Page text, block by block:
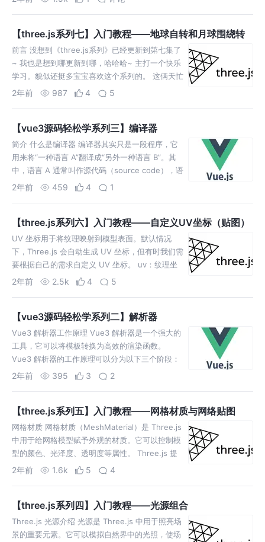
【three.js系列七】入门教程——地球自转和月球围绕转
前言 没想到《three.js系列》已经更新到第七集了
~ 我也是想到哪更新到哪，哈哈哈~ 主打一个快乐
学习。貌似还挺多宝宝喜欢这个系列的。 这俩天忙
到腱鞘炎~ 作为程序员👨🏻‍💻，2只手1个头常常感
2年前 987 4 5
【vue3源码轻松学系列三】编译器
简介 什么是编译器 编译器其实只是一段程序，它
用来将“一种语言 A”翻译成“另外一种语言 B”。其
中，语言 A 通常叫作源代码（source code），语
言 B 通常叫作目标代码（object co
2年前 459 4 1
【three.js系列六】入门教程——自定义UV坐标（贴图）
UV 坐标用于将纹理映射到模型表面。默认情况
下，Three.js 会自动生成 UV 坐标，但有时我们需
要根据自己的需求自定义 UV 坐标。 uv：纹理坐
标系统 因为xy
2年前 2.5k 4 5
【vue3源码轻松学系列二】解析器
Vue3 解析器工作原理 Vue3 解析器是一个强大的
工具，它可以将模板转换为高效的渲染函数。
Vue3 解析器的工作原理可以分为以下三个阶段：
1. 词法分析 在这个阶段，解析器会将模板字符串转
2年前 395 3 2
【three.js系列五】入门教程——网格材质与网络贴图
网格材质 网格材质（MeshMaterial）是 Three.js
中用于给网格模型赋予外观的材质。它可以控制模
型的颜色、光泽度、透明度等属性。 Three.js 提
供了多种网格材质，包括： 基础网格
2年前 1.6k 5 4
【three.js系列四】入门教程——光源组合
Three.js 光源介绍 光源是 Three.js 中用于照亮场
景的重要元素。它可以模拟自然界中的光照，使场